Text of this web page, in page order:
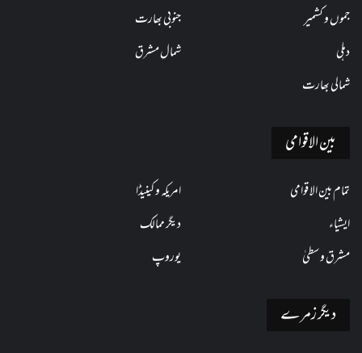
جموں و کشمیر
جنوبی بھارت
دہلی
شمال مشرق
شمالی بھارت
بین الاقوامی
تمام بین الاقوامی
امریکہ و کینیڈا
ایشیاء
دیگر ممالک
مشرق وسطیٰ
یوروپ
دیگر زمرے